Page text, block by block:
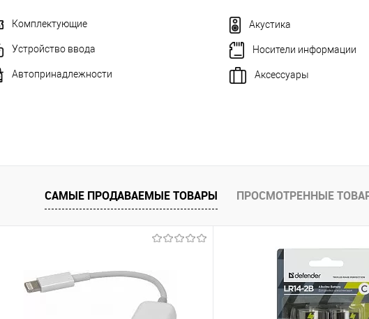
Комплектующие Акустика
Устройство ввода Носители информации
Автопринадлежности Аксессуары
САМЫЕ ПРОДАВАЕМЫЕ ТОВАРЫ ПРОСМОТРЕННЫЕ